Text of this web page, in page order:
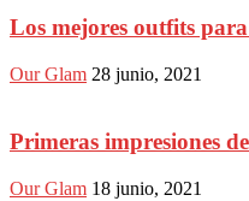
Los mejores outfits
Our Glam 28 junio, 2021
Primeras impresiones
Our Glam 18 junio, 2021